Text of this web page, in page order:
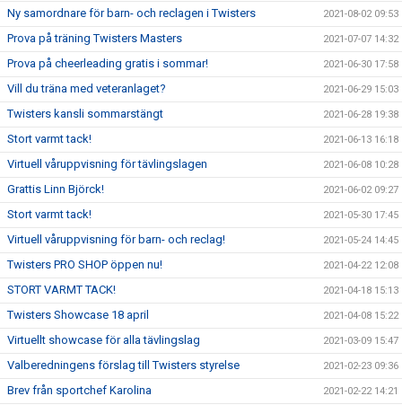
Ny samordnare för barn- och reclagen i Twisters 2021-08-02 09:53
Prova på träning Twisters Masters 2021-07-07 14:32
Prova på cheerleading gratis i sommar! 2021-06-30 17:58
Vill du träna med veteranlaget? 2021-06-29 15:03
Twisters kansli sommarstängt 2021-06-28 19:38
Stort varmt tack! 2021-06-13 16:18
Virtuell våruppvisning för tävlingslagen 2021-06-08 10:28
Grattis Linn Björck! 2021-06-02 09:27
Stort varmt tack! 2021-05-30 17:45
Virtuell våruppvisning för barn- och reclag! 2021-05-24 14:45
Twisters PRO SHOP öppen nu! 2021-04-22 12:08
STORT VARMT TACK! 2021-04-18 15:13
Twisters Showcase 18 april 2021-04-08 15:22
Virtuellt showcase för alla tävlingslag 2021-03-09 15:47
Valberedningens förslag till Twisters styrelse 2021-02-23 09:36
Brev från sportchef Karolina 2021-02-22 14:21